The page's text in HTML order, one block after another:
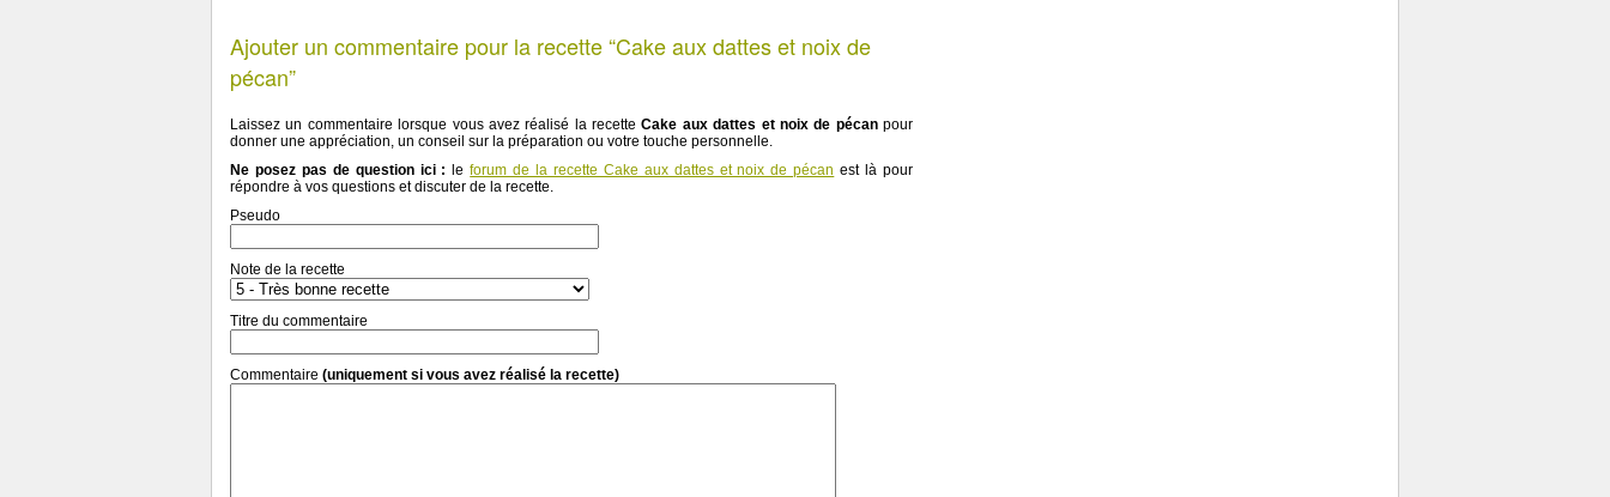
Ajouter un commentaire pour la recette “Cake aux dattes et noix de
pécan”
Laissez un commentaire lorsque vous avez réalisé la recetteCake aux dattes et noix de pécanpour
donner une appréciation, un conseil sur la préparation ou votre touche personnelle.
Ne posez pas de question ici :
leforum de la recette Cake aux dattes et noix de pécan est là pour
répondre à vos questions et discuter de la recette.
Pseudo
Note de la recette
Titre du commentaire
Commentaire (uniquement si vous avez réalisé la recette)